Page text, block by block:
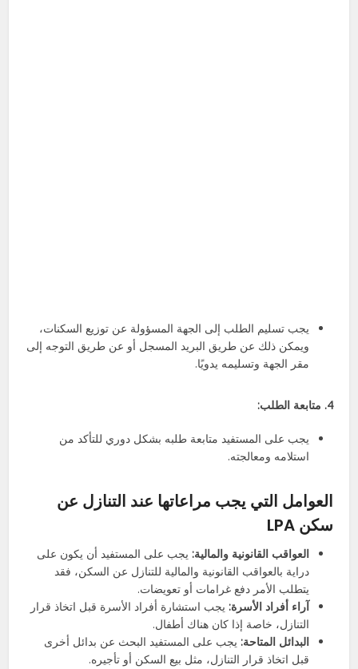
يجب تسليم الطلب إلى الجهة المسؤولة عن توزيع السكنات،
ويمكن ذلك عن طريق البريد المسجل أو عن طريق التوجه إلى
مقر الجهة وتسليمه يدويًا.
4. متابعة الطلب:
يجب على المستفيد متابعة طلبه بشكل دوري للتأكد من
استلامه ومعالجته.
العوامل التي يجب مراعاتها عند التنازل عن
سكن LPA
العواقب القانونية والمالية: يجب على المستفيد أن يكون على
دراية بالعواقب القانونية والمالية للتنازل عن السكن، فقد
يتطلب الأمر دفع غرامات أو تعويضات.
آراء أفراد الأسرة: يجب استشارة أفراد الأسرة قبل اتخاذ قرار
التنازل، خاصة إذا كان هناك أطفال.
البدائل المتاحة: يجب على المستفيد البحث عن بدائل أخرى
قبل اتخاذ قرار التنازل، مثل بيع السكن أو تأجيره.